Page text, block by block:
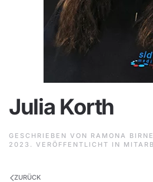
Julia Korth
GESCHRIEBEN VON RAMONA
2023 . VERÖFFENTLICHT IN
ZURÜCK